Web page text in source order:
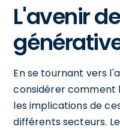
L'avenir
En se tournant vers
considérer comment
les implications de
différents secteurs.